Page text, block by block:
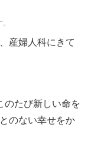
産婦人科にきて
のたび新しい命を
のない幸せをか